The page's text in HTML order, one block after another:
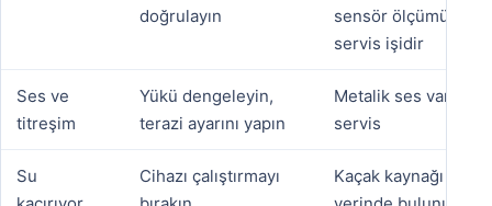
doğrulayın
sensör ölçümü
servis işidir
Ses ve
titreşim
Yükü dengeleyin,
terazi ayarını yapın
Metalik ses varsa
servis
Su
Cihazı çalıştırmayı
Kaçak kaynağı